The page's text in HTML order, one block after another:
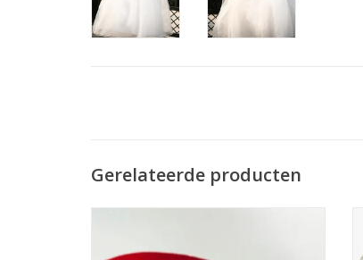
Gerelateerde producten
Perfecte Accessoire voor een Meisjesjurk.